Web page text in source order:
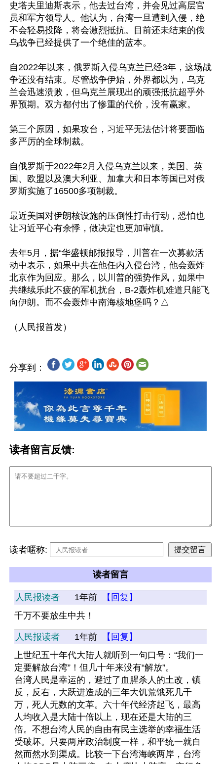
史塔夫里迪斯表示，他去过台湾，并会见过高层官
员和军方领导人。他认为，台湾一旦遭到入侵，绝
不会轻易投降，将会激烈抵抗。目前还未结束的俄
乌战争已经提供了一个绝佳的蓝本。
自2022年以来，俄罗斯入侵乌克兰已经3年，这场战
争还没有结束。尽管战争伊始，外界都以为，乌克
兰会迅速溃败，但乌克兰展现出的顽强抵抗超乎外
界预期。双方都付出了惨重的代价，没有赢家。
第三个原因，如果攻台，习近平无法估计将要面临
多严厉的全球制裁。
自俄罗斯于2022年2月入侵乌克兰以来，美国、英
国、欧盟以及澳大利亚、加拿大和日本等国已对俄
罗斯实施了16500多项制裁。
最近美国对伊朗核设施的压倒性打击行动，恐怕也
让习近平心有余悸，做决定也更加审慎。
去年5月，据“华盛顿邮报报导，川普在一次募款活
动中表示，如果中共在他任内入侵台湾，他会轰炸
北京作为回应。那么，以川普的强势作风，如果中
共继续乐此不疲的军机扰台，B-2轰炸机难道只能飞
向伊朗。而不会轰炸中南海核地堡吗？△
分享到：
读者留言反馈:
读者暱称:
读者留言
人民报读者 1年前
【回复】
千万不要放生中共！
人民报读者 1年前
【回复】
上世纪五十年代大陆人就听到一句口号：“我们一
定要解放台湾”！但几十年来没有“解放”。
台湾人民是幸运的，避过了血腥杀人的土改，镇
反，反右，大跃进造成的三年大饥荒饿死几千
万，死人无数的文革。六十年代经济起飞，最高
人均收入是大陆十倍以上，现在还是大陆的三
倍。不想台湾人民的自由有民主选举的幸福生活
受破坏。只要两岸政治制度一样，和平统一就自
然而然水到渠成。比较一下台湾海峡两岸，台湾